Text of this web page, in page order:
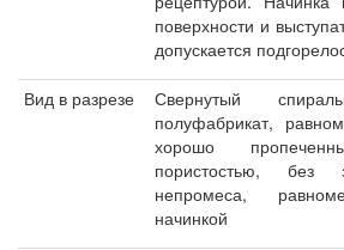
поверхности и
допускается
Вид в разрезе
Свернутый
полуфабрикат,
хорошо
пористостью,
непромеса,
начинкой